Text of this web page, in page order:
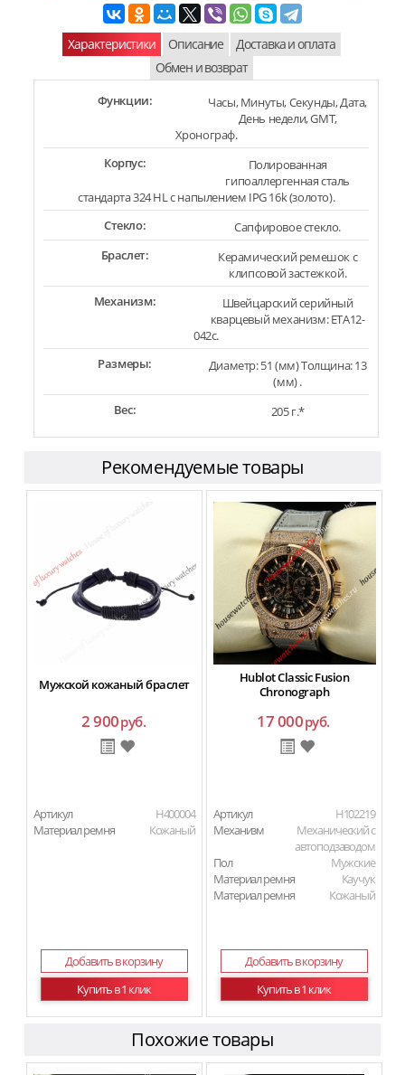
Характеристики Описание
Доставка и оплата
Обмен и возврат
Функции:
Часы, Минуты, Секунды, Дата,
День недели, GMT,
Хронограф.
Корпус:
Полированная
гипоаллергенная сталь
стандарта 324 HL с напылением IPG 16k (золото).
Стекло:
Сапфировое стекло.
Браслет:
Керамический ремешок с
клипсовой застежкой.
Механизм:
Швейцарский серийный
кварцевый механизм: ETA12-
042c.
Размеры:
Диаметр: 51 (мм) Толщина: 13
(мм) .
Вес:
205 г.*
Рекомендуемые товары
Мужской кожаный браслет
2 900руб.
Артикул
H400004
Материал ремня
Кожаный
Добавить в корзину
Купить в 1 клик
Hublot Classic Fusion
Chronograph
17 000руб.
Артикул
H102219
Механизм
Механический с
автоподзаводом
Пол
Мужские
Материал ремня
Каучук
Материал ремня
Кожаный
Добавить в корзину
Купить в 1 клик
Похожие товары